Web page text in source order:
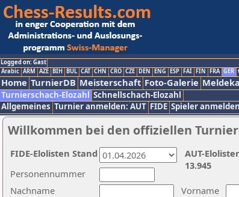
Logged on: Gast
Arabic ARM AZE BIH BUL CAT CHN CRO CZE DEN ENG ESP FAI FIN FRA GER
Home TurnierDB Meisterschaft Foto-Galerie
Turnierschach-Elozahl Schnellschach-Elozahl
Allgemeines Turnier anmelden: AUT FIDE Spieler anmelden
Willkommen bei den offiziellen
Nachname
Vorname
Personennummer
AUT-
13.945
FIDE-Elolisten Stand